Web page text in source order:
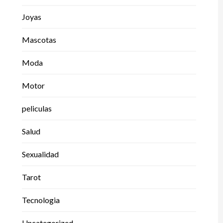
Joyas
Mascotas
Moda
Motor
peliculas
Salud
Sexualidad
Tarot
Tecnologia